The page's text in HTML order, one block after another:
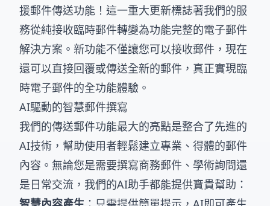
援郵件傳送功能！這一重大更新標誌著我們的服
務從純接收臨時郵件轉變為功能完整的電子郵件
解決方案。新功能不僅讓您可以接收郵件，現在
還可以直接回覆或傳送全新的郵件，真正實現臨
時電子郵件的全功能體驗。
AI驅動的智慧郵件撰寫
我們的傳送郵件功能最大的亮點是整合了先進的
AI技術，幫助使用者輕鬆建立專業、得體的郵件
內容。無論您是需要撰寫商務郵件、學術詢問還
是日常交流，我們的AI助手都能提供寶貴幫助：